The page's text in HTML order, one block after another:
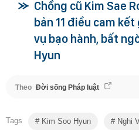
Chồng cũ Kim Sae
bản 11 điều cam
vụ bạo hành, bất
Hyun
Theo Đời sống Pháp luật
Tags Kim Soo Hyun Nghi